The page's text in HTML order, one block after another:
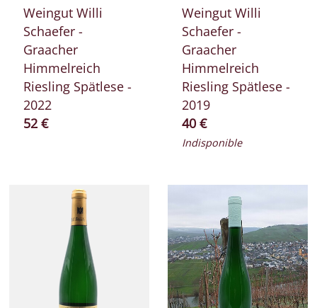
Weingut Willi
Schaefer -
Graacher
Himmelreich
Riesling Spätlese -
2022
Prix ​​actuel
52 €
Weingut Willi
Schaefer -
Graacher
Himmelreich
Riesling Spätlese -
2019
Prix ​​actuel
40 €
Indisponible